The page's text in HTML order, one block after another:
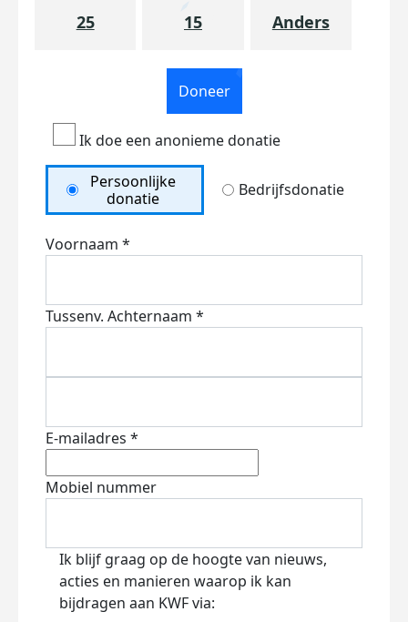
25 15 Anders
Doneer
Ik doe een anonieme donatie
Persoonlijke
donatie
Bedrijfsdonatie
Voornaam *
Tussenv. Achternaam *
E-mailadres *
Mobiel nummer
Ik blijf graag op de hoogte van nieuws,
acties en manieren waarop ik kan
bijdragen aan KWF via: